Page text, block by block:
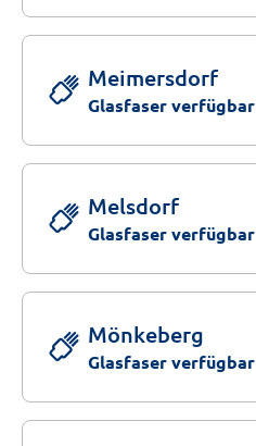
Meimersdorf
Glasfaser verfügbar
Melsdorf
Glasfaser verfügbar
Mönkeberg
Glasfaser verfügbar